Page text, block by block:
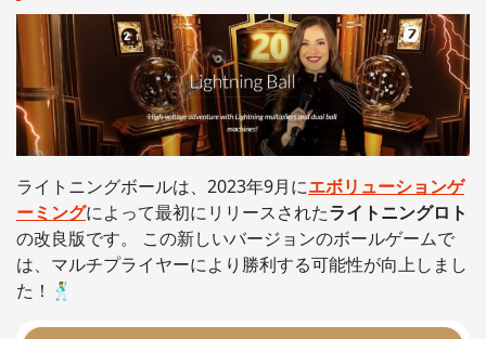
ライトニングボールは、2023年9月にエボリューションゲ
ーミングによって最初にリリースされたライトニングロト
の改良版です。 この新しいバージョンのボールゲームで
は、マルチプライヤーにより勝利する可能性が向上しまし
た！🕺